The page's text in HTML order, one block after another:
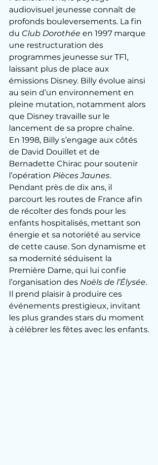
audiovisuel jeunesse connaît de
profonds bouleversements. La fin
du Club Dorothée en 1997 marque
une restructuration des
programmes jeunesse sur TF1,
laissant plus de place aux
émissions Disney. Billy évolue ainsi
au sein d’un environnement en
pleine mutation, notamment alors
que Disney travaille sur le
lancement de sa propre chaîne.
En 1998, Billy s’engage aux côtés
de David Douillet et de
Bernadette Chirac pour soutenir
l’opération Pièces Jaunes.
Pendant près de dix ans, il
parcourt les routes de France afin
de récolter des fonds pour les
enfants hospitalisés, mettant son
énergie et sa notoriété au service
de cette cause. Son dynamisme et
sa modernité séduisent la
Première Dame, qui lui confie
l’organisation des Noëls de l’Élysée.
Il prend plaisir à produire ces
événements prestigieux, invitant
les plus grandes stars du moment
à célébrer les fêtes avec les enfants.